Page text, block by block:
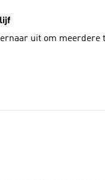
uit om meerdere